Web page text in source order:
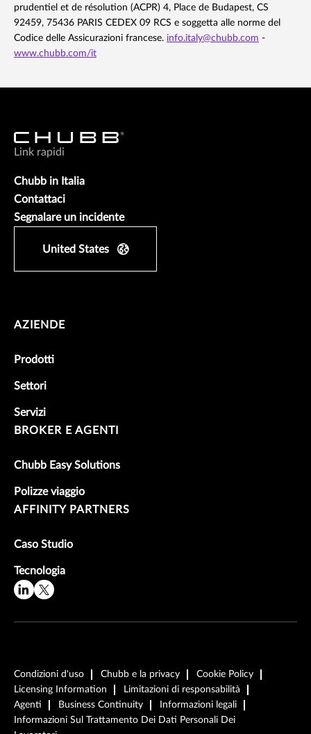
prudentiel et de résolution (ACPR) 4, Place de Budapest, CS
92459, 75436 PARIS CEDEX 09 RCS e soggetta alle norme del
Codice delle Assicurazioni francese. info.italy@chubb.com -
www.chubb.com/it
Link rapidi
Chubb in Italia
Contattaci
Segnalare un incidente
United States
AZIENDE
Prodotti
Settori
Servizi
BROKER E AGENTI
Chubb Easy Solutions
Polizze viaggio
AFFINITY PARTNERS
Caso Studio
Tecnologia
Condizioni d'uso Chubb e la privacy
Cookie Policy
Licensing Information
Limitazioni di responsabilità
Agenti
Business Continuity
Informazioni legali
Informazioni Sul Trattamento Dei Dati Personali Dei